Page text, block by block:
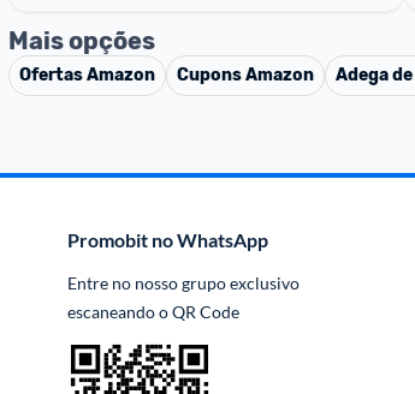
Mais opções
OfertasAmazon CuponsAmazon Adega
Promobit no WhatsApp
Entre no nosso grupo exclusivo
escaneando o QR Code